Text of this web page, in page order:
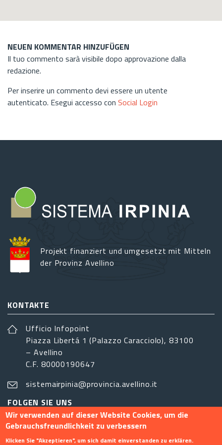
NEUEN KOMMENTAR HINZUFÜGEN
Il tuo commento sarà visibile dopo approvazione dalla
redazione.
Per inserire un commento devi essere un utente
autenticato. Esegui accesso con Social Login
Projekt finanziert und umgesetzt mit Mitteln
der Provinz Avellino
KONTAKTE
Ufficio Infopoint
Piazza Libertá 1 (Palazzo Caracciolo), 83100
– Avellino
C.F. 80000190647
sistemairpinia@provincia.avellino.it
FOLGEN SIE UNS
Wir verwenden auf dieser Website Cookies, um die
Gebrauchsfreundlichkeit zu verbessern
Klicken Sie "Akzeptieren", um sich damit einverstanden zu erklären.